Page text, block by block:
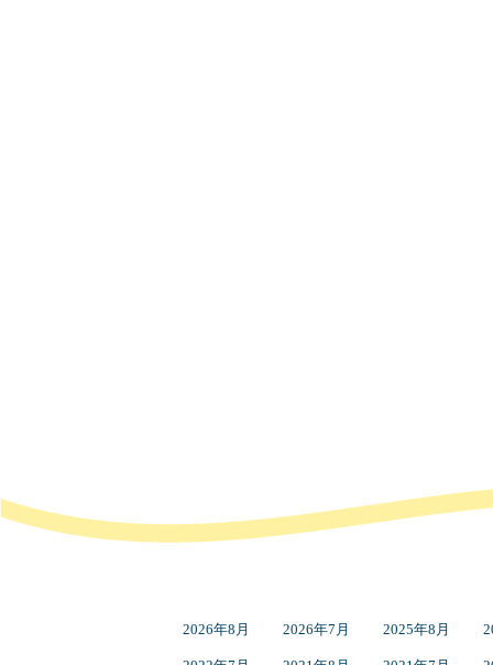
2026年8月 2026年7月 2025年8月